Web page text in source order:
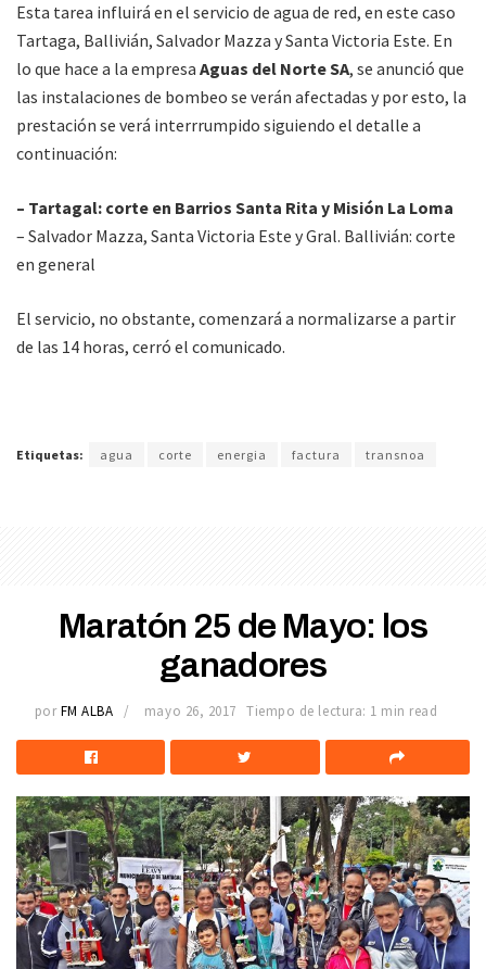
Esta tarea influirá en el servicio de agua de red, en este caso
Tartaga, Ballivián, Salvador Mazza y Santa Victoria Este. En
lo que hace a la empresa Aguas del Norte SA, se anunció que
las instalaciones de bombeo se verán afectadas y por esto, la
prestación se verá interrrumpido siguiendo el detalle a
continuación:
– Tartagal: corte en Barrios Santa Rita y Misión La Loma
– Salvador Mazza, Santa Victoria Este y Gral. Ballivián: corte
en general
El servicio, no obstante, comenzará a normalizarse a partir
de las 14 horas, cerró el comunicado.
Etiquetas: agua corte energia factura transnoa
Maratón 25 de Mayo: los
ganadores
por FM ALBA mayo 26, 2017 Tiempo de lectura: 1 min read